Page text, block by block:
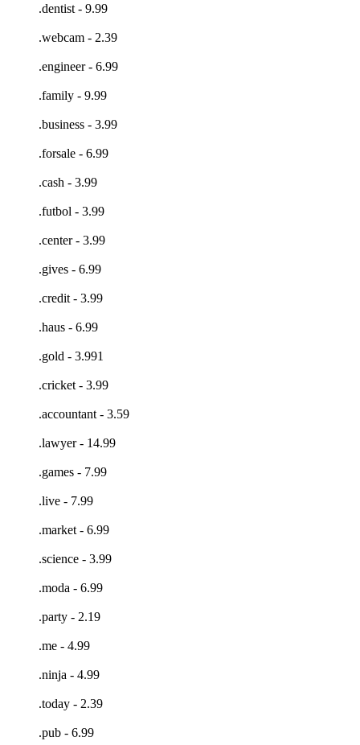
.dentist - 9.99
.webcam - 2.39
.engineer - 6.99
.family - 9.99
.business - 3.99
.forsale - 6.99
.cash - 3.99
.futbol - 3.99
.center - 3.99
.gives - 6.99
.credit - 3.99
.haus - 6.99
.gold - 3.991
.cricket - 3.99
.accountant - 3.59
.lawyer - 14.99
.games - 7.99
.live - 7.99
.market - 6.99
.science - 3.99
.moda - 6.99
.party - 2.19
.me - 4.99
.ninja - 4.99
.today - 2.39
.pub - 6.99